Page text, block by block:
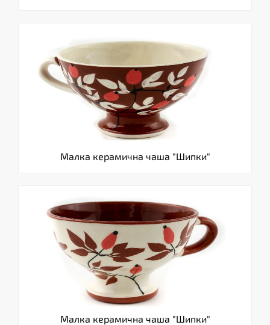
Малка керамична чаша "Шипки"
Малка керамична чаша "Шипки"